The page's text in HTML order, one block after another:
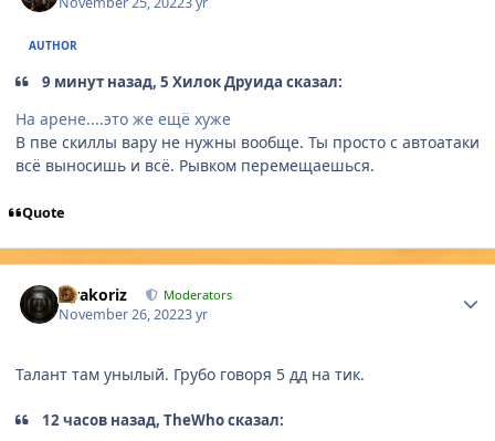
AUTHOR
9 минут назад, 5 Хилок Друида сказал:
На арене....это же ещё хуже
В пве скиллы вару не нужны вообще. Ты просто с автоатаки
всё выносишь и всё. Рывком перемещаешься.
Quote
Mrakoriz Moderators
November 26, 20223 yr
Талант там унылый. Грубо говоря 5 дд на тик.
12 часов назад, TheWho сказал: